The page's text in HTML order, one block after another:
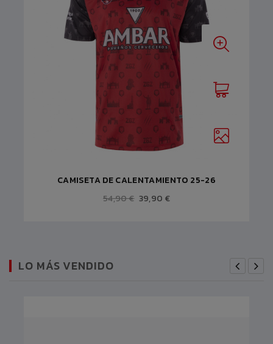
CAMISETA DE CALENTAMIENTO 25-26
54,90 € 39,90 €
LO MÁS VENDIDO